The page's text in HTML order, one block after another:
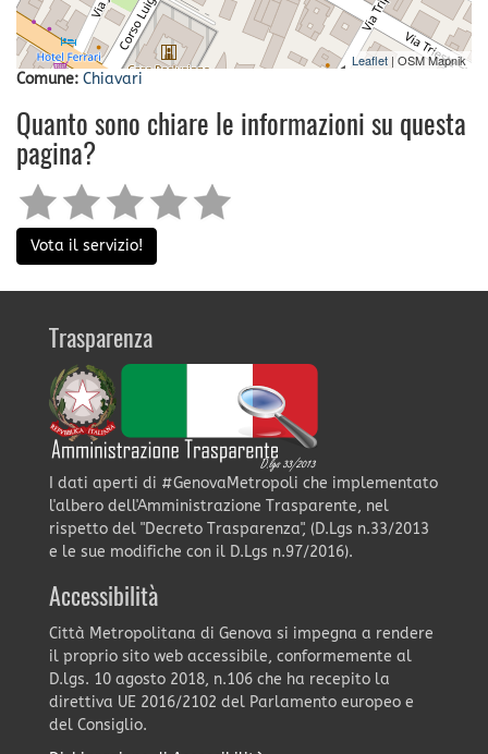
Leaflet | OSM Mapnik
Comune: Chiavari
Quanto sono chiare le informazioni su questa
pagina?
Vota il servizio!
Trasparenza
I dati aperti di #GenovaMetropoli che implementato
l'albero dell'Amministrazione Trasparente, nel
rispetto del "Decreto Trasparenza", (D.Lgs n.33/2013
e le sue modifiche con il D.Lgs n.97/2016).
Accessibilità
Città Metropolitana di Genova si impegna a rendere
il proprio sito web accessibile, conformemente al
D.lgs. 10 agosto 2018, n.106 che ha recepito la
direttiva UE 2016/2102 del Parlamento europeo e
del Consiglio.